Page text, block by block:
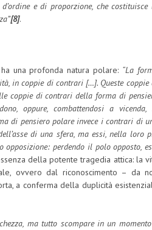
e di proporzione, che costituisce
[8].
una profonda natura polare: “La
in coppie di contrari […]. Queste coppie
coppie di contrari della forma di
oppure, combattendosi a vicenda,
di pensiero polare invece i contrari di
di una sfera, ma essi, nella loro
perdendo il polo opposto,
della potente tragedia attica: la
ovvero dal riconoscimento – da
a conferma della duplicità
ma tutto scompare in un